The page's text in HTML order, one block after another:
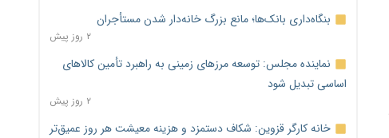
بنگاه‌داری بانک‌ها؛ مانع بزرگ خانه‌دار شدن مستأجران
۲ روز پیش
نماینده مجلس: توسعه مرزهای زمینی به راهبرد تأمین کالاهای
اساسی تبدیل شود
۲ روز پیش
خانه کارگر قزوین: شکاف دستمزد و هزینه معیشت هر روز عمیق‌تر